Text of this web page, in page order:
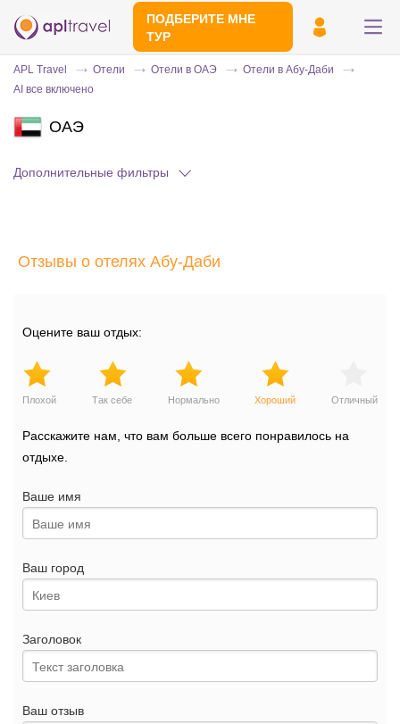
ПОДБЕРИТЕ МНЕ
ТУР
Отправьте свой номер телефона
Эксперт свяжется с вами и сделает
APL Travel Отели Отели в ОАЭ
Отели в Абу-Даби
AI все включено
ОАЭ
Дополнительные фильтры
Отзывы о отелях Абу-Даби
Оцените ваш отдых:
Плохой Так себе Нормально Хороший Отличный
Расскажите нам, что вам больше всего понравилось на
отдыхе.
Ваше имя
Ваш город
Заголовок
Ваш отзыв